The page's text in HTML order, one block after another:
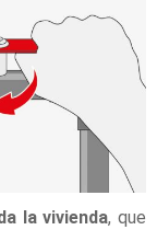
la vivienda, que